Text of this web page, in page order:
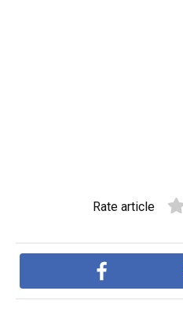
Rate article